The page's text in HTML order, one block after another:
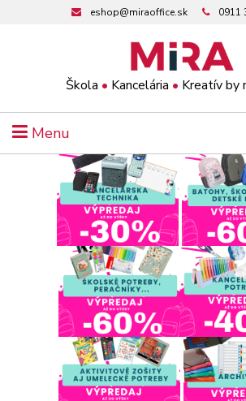
Škola • Kancelária • Kreatív by
eshop@miraoffice.sk 0911
Menu